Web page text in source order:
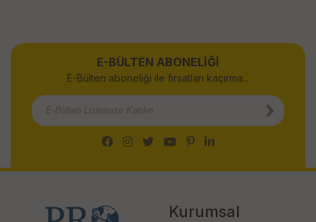
E-BÜLTEN ABONELİĞİ
E-Bülten aboneliği ile fırsatları kaçırma...
Kurumsal